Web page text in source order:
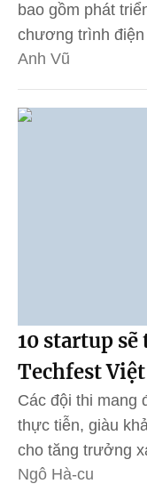
bao gồm phát
chương trình
Anh Vũ
10 startup
Techfest
Các đội thi mang
thực tiễn, giàu
cho tăng trưởng
Ngô Hà-cu